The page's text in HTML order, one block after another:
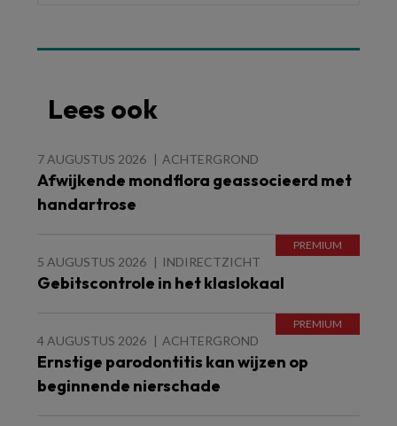
Lees ook
7 AUGUSTUS 2026 ACHTERGROND
Afwijkende mondflora geassocieerd met
handartrose
5 AUGUSTUS 2026 INDIRECTZICHT
Gebitscontrole in het klaslokaal
4 AUGUSTUS 2026 ACHTERGROND
Ernstige parodontitis kan wijzen op
beginnende nierschade